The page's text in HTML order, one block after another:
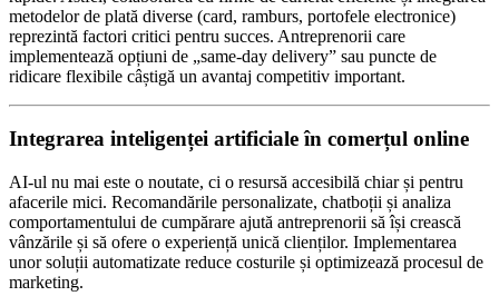
metodelor de plată diverse (card, ramburs, portofele electronice)
reprezintă factori critici pentru succes. Antreprenorii care
implementează opțiuni de „same-day delivery” sau puncte de
ridicare flexibile câștigă un avantaj competitiv important.
Integrarea inteligenței artificiale în comerțul online
AI-ul nu mai este o noutate, ci o resursă accesibilă chiar și pentru
afacerile mici. Recomandările personalizate, chatboții și analiza
comportamentului de cumpărare ajută antreprenorii să își crească
vânzările și să ofere o experiență unică clienților. Implementarea
unor soluții automatizate reduce costurile și optimizează procesul de
marketing.